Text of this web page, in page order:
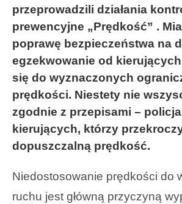
przeprowadzili działania
prewencyjne „Prędkość” .
poprawę bezpieczeństwa na
egzekwowanie od
się do wyznaczonych
prędkości. Niestety nie
zgodnie z przepisami –
kierujących, którzy
dopuszczalną prędkość.
Niedostosowanie prędkości do
ruchu jest główną przyczyną